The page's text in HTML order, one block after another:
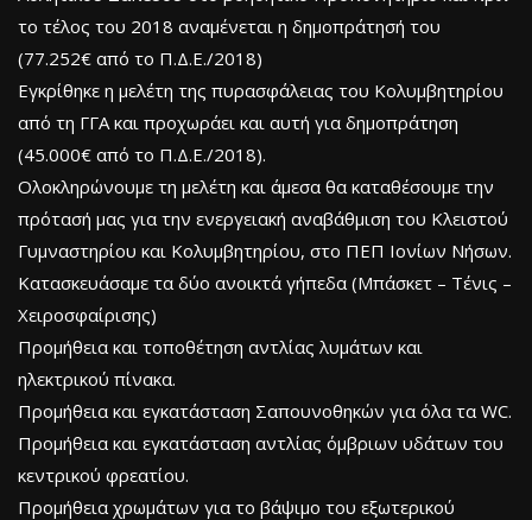
το τέλος του 2018 αναμένεται η δημοπράτησή του
(77.252€ από το Π.Δ.Ε./2018)
Εγκρίθηκε η μελέτη της πυρασφάλειας του Κολυμβητηρίου
από τη ΓΓΑ και προχωράει και αυτή για δημοπράτηση
(45.000€ από το Π.Δ.Ε./2018).
Ολοκληρώνουμε τη μελέτη και άμεσα θα καταθέσουμε την
πρότασή μας για την ενεργειακή αναβάθμιση του Κλειστού
Γυμναστηρίου και Κολυμβητηρίου, στο ΠΕΠ Ιονίων Νήσων.
Κατασκευάσαμε τα δύο ανοικτά γήπεδα (Μπάσκετ – Τένις –
Χειροσφαίρισης)
Προμήθεια και τοποθέτηση αντλίας λυμάτων και
ηλεκτρικού πίνακα.
Προμήθεια και εγκατάσταση Σαπουνοθηκών για όλα τα WC.
Προμήθεια και εγκατάσταση αντλίας όμβριων υδάτων του
κεντρικού φρεατίου.
Προμήθεια χρωμάτων για το βάψιμο του εξωτερικού